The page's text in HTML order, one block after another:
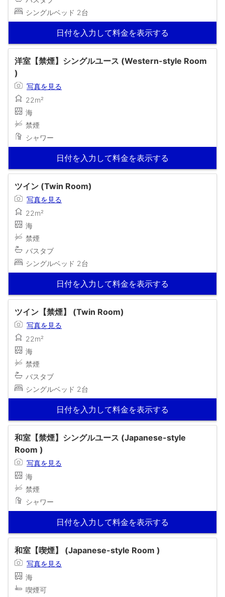
シングルベッド 2台
日付を入力して料金を表示する
洋室【禁煙】シングルユース (Western-style Room
)
写真を見る
22m²
海
禁煙
シャワー
日付を入力して料金を表示する
ツイン (Twin Room)
写真を見る
22m²
海
禁煙
バスタブ
シングルベッド 2台
日付を入力して料金を表示する
ツイン【禁煙】 (Twin Room)
写真を見る
22m²
海
禁煙
バスタブ
シングルベッド 2台
日付を入力して料金を表示する
和室【禁煙】シングルユース (Japanese-style
Room )
写真を見る
海
禁煙
シャワー
日付を入力して料金を表示する
和室【喫煙】 (Japanese-style Room )
写真を見る
海
喫煙可